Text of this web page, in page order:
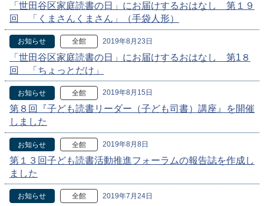
「世田谷区家庭読書の日」にお届けするおはなし 第１９
回 「くまさんくまさん」（手袋人形）
お知らせ 全館 2019年8月23日
「世田谷区家庭読書の日」にお届けするおはなし 第1８
回 「ちょっとだけ」
お知らせ 全館 2019年8月15日
第８回『子ども読書リーダー（子ども司書）講座』を開催
しました
お知らせ 全館 2019年8月8日
第１３回子ども読書活動推進フォーラムの報告誌を作成し
ました
お知らせ 全館 2019年7月24日